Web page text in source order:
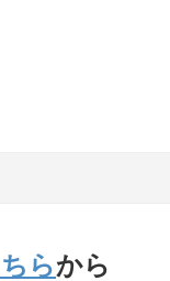
らから